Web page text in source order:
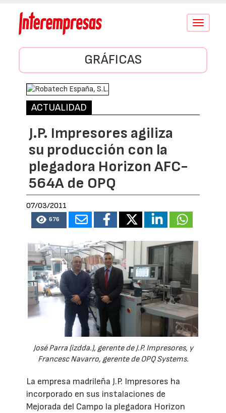
Conmutar
GRÁFICAS
ACTUALIDAD
J.P. Impresores agiliza
su producción con la
plegadora Horizon AFC-
564A de OPQ
07/03/2011
676
José Parra (izdda.), gerente de J.P. Impresores, y
Francesc Navarro, gerente de OPQ Systems.
La empresa madrileña J.P. Impresores ha
incorporado en sus instalaciones de
Mejorada del Campo la plegadora Horizon